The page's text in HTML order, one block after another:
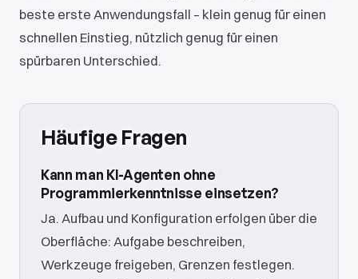
beste erste Anwendungsfall – klein genug für einen
schnellen Einstieg, nützlich genug für einen
spürbaren Unterschied.
Häufige Fragen
Kann man KI-Agenten ohne
Programmierkenntnisse einsetzen?
Ja. Aufbau und Konfiguration erfolgen über die
Oberfläche: Aufgabe beschreiben,
Werkzeuge freigeben, Grenzen festlegen.